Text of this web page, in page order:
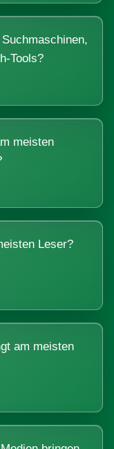
Tools?
meisten
Leser?
am meisten